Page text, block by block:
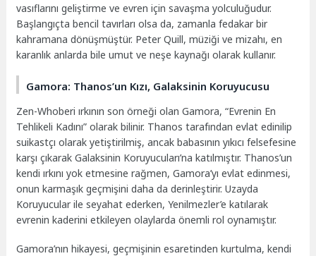
vasıflarını geliştirme ve evren için savaşma yolculuğudur.
Başlangıçta bencil tavırları olsa da, zamanla fedakar bir
kahramana dönüşmüştür. Peter Quill, müziği ve mizahı, en
karanlık anlarda bile umut ve neşe kaynağı olarak kullanır.
Gamora: Thanos’un Kızı, Galaksinin Koruyucusu
Zen-Whoberi ırkının son örneği olan Gamora, “Evrenin En
Tehlikeli Kadını” olarak bilinir. Thanos tarafından evlat edinilip
suikastçı olarak yetiştirilmiş, ancak babasının yıkıcı felsefesine
karşı çıkarak Galaksinin Koruyucuları’na katılmıştır. Thanos’un
kendi ırkını yok etmesine rağmen, Gamora’yı evlat edinmesi,
onun karmaşık geçmişini daha da derinleştirir. Uzayda
Koruyucular ile seyahat ederken, Yenilmezler’e katılarak
evrenin kaderini etkileyen olaylarda önemli rol oynamıştır.
Gamora’nın hikayesi, geçmişinin esaretinden kurtulma, kendi